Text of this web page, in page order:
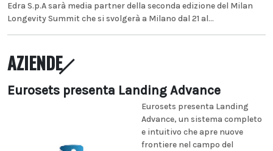
Edra S.p.A sarà media partner della seconda edizione del Milan
Longevity Summit che si svolgerà a Milano dal 21 al...
AZIENDE
Eurosets presenta Landing Advance
Eurosets presenta Landing
Advance, un sistema completo
e intuitivo che apre nuove
frontiere nel campo del